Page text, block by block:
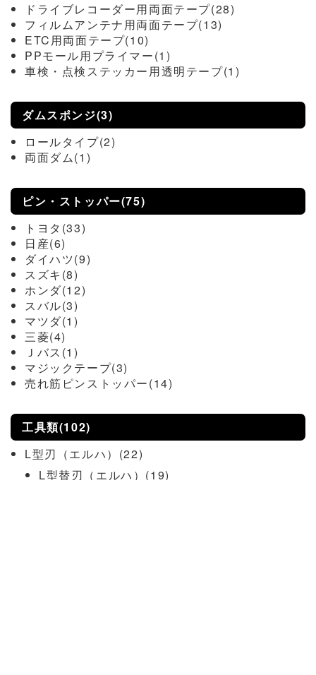
ドライブレコーダー用両面テープ(28)
フィルムアンテナ用両面テープ(13)
ETC用両面テープ(10)
PPモール用プライマー(1)
車検・点検ステッカー用透明テープ(1)
ダムスポンジ(3)
ロールタイプ(2)
両面ダム(1)
ピン・ストッパー(75)
トヨタ(33)
日産(6)
ダイハツ(9)
スズキ(8)
ホンダ(12)
スバル(3)
マツダ(1)
三菱(4)
Ｊバス(1)
マジックテープ(3)
売れ筋ピンストッパー(14)
工具類(102)
L型刃（エルハ）(22)
L型替刃（エルハ）(19)